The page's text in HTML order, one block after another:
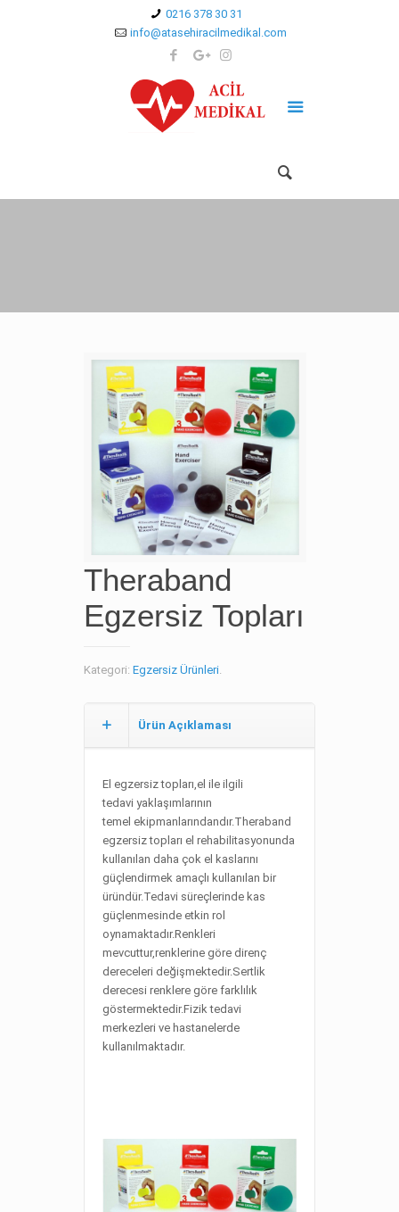
0216 378 30 31
info@atasehiracilmedikal.com
Theraband
Egzersiz Topları
Kategori: Egzersiz Ürünleri.
Ürün Açıklaması
El egzersiz topları,el ile ilgili
tedavi yaklaşımlarının
temel ekipmanlarındandır.Theraband
egzersiz topları el rehabilitasyonunda
kullanılan daha çok el kaslarını
güçlendirmek amaçlı kullanılan bir
üründür.Tedavi süreçlerinde kas
güçlenmesinde etkin rol
oynamaktadır.Renkleri
mevcuttur,renklerine göre direnç
dereceleri değişmektedir.Sertlik
derecesi renklere göre farklılık
göstermektedir.Fizik tedavi
merkezleri ve hastanelerde
kullanılmaktadır.